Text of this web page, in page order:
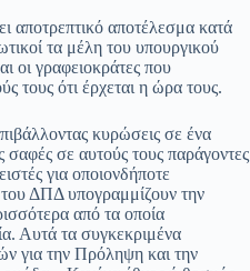
αποτρεπτικό αποτέλεσμα κατά
τα μέλη του υπουργικού
οι γραφειοκράτες που
τους ότι έρχεται η ώρα τους.
κυρώσεις σε ένα
σε αυτούς τους παράγοντες
για οποιονδήποτε
ΔΠΔ υπογραμμίζουν την
από τα οποία
Αυτά τα συγκεκριμένα
για την Πρόληψη και την